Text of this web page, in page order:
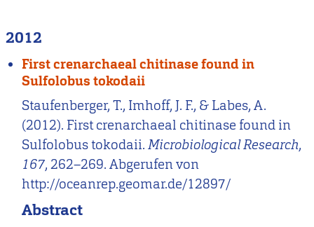
2012
First crenarchaeal chitinase found in
Sulfolobus tokodaii
Staufenberger, T., Imhoff, J. F., & Labes, A.
(2012). First crenarchaeal chitinase found in
Sulfolobus tokodaii.Microbiological Research,
167, 262–269. Abgerufen von
http://oceanrep.geomar.de/12897/
Abstract